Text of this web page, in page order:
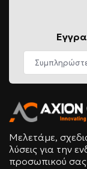
Μελετάμε,
λύσεις για την
προσωπικού